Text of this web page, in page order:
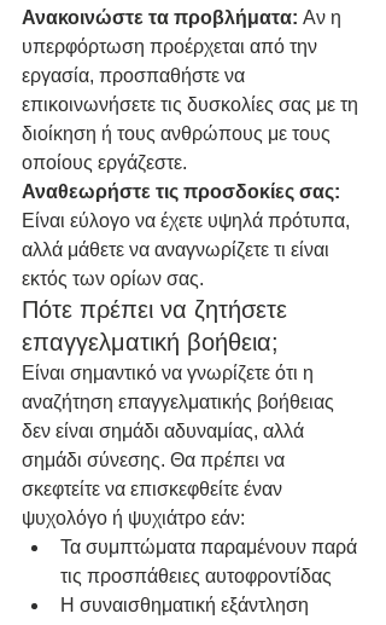
Ανακοινώστε τα προβλήματα: Αν η
υπερφόρτωση προέρχεται από την
εργασία, προσπαθήστε να
επικοινωνήσετε τις δυσκολίες σας με τη
διοίκηση ή τους ανθρώπους με τους
οποίους εργάζεστε.
Αναθεωρήστε τις προσδοκίες σας:
Είναι εύλογο να έχετε υψηλά πρότυπα,
αλλά μάθετε να αναγνωρίζετε τι είναι
εκτός των ορίων σας.
Πότε πρέπει να ζητήσετε
επαγγελματική βοήθεια;
Είναι σημαντικό να γνωρίζετε ότι η
αναζήτηση επαγγελματικής βοήθειας
δεν είναι σημάδι αδυναμίας, αλλά
σημάδι σύνεσης. Θα πρέπει να
σκεφτείτε να επισκεφθείτε έναν
ψυχολόγο ή ψυχιάτρο εάν:
Τα συμπτώματα παραμένουν παρά
τις προσπάθειες αυτοφροντίδας
Η συναισθηματική εξάντληση